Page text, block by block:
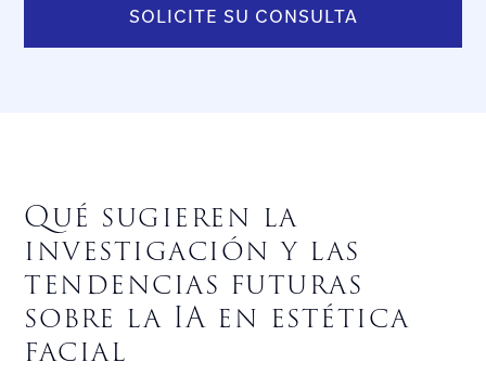
SOLICITE SU CONSULTA
Qué sugieren la
investigación y las
tendencias futuras
sobre la IA en estética
facial